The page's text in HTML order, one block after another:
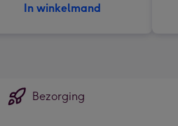
In winkelmand
Bezorging